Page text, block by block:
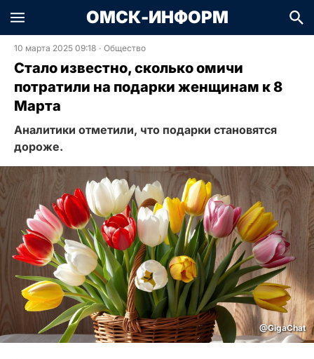
ОМСК-ИНФОРМ
10 марта 2025 09:18 · Общество
Стало известно, сколько омичи
потратили на подарки женщинам к 8
Марта
Аналитики отметили, что подарки становятся
дороже.
@GigaChat